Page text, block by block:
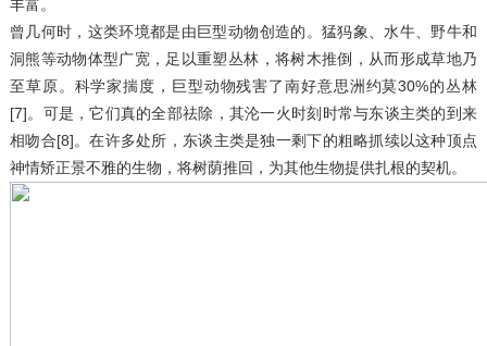
丰富。
曾几何时，这类环境都是由巨型动物创造的。猛犸象、水牛、野牛和
洞熊等动物体型广宽，足以重塑丛林，将树木推倒，从而形成草地乃
至草原。科学家揣度，巨型动物残害了南好意思洲约莫30%的丛林
[7]。可是，它们真的全部祛除，其沦一火时刻时常与东谈主类的到来
相吻合[8]。在许多处所，东谈主类是独一剩下的粗略抓续以这种顶点
神情矫正景不雅的生物，将树荫推回，为其他生物提供扎根的契机。